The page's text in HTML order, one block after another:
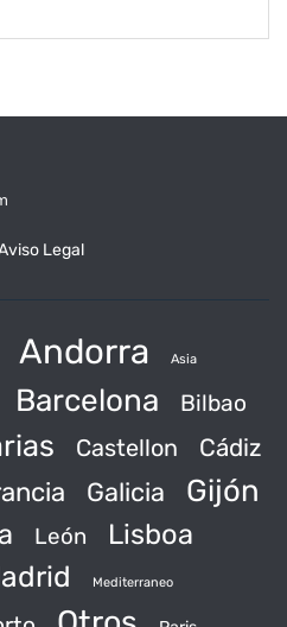
Legal
Andorra Asia
Barcelona Bilbao
Castellon Cádiz
Galicia Gijón
León Lisboa
Mediterraneo